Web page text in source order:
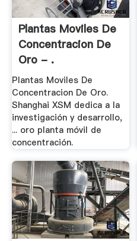
Plantas Moviles De
Concentracion De
Oro - .
Plantas Moviles De
Concentracion De Oro.
Shanghai XSM dedica a la
investigación y desarrollo,
... oro planta móvil de
concentración.